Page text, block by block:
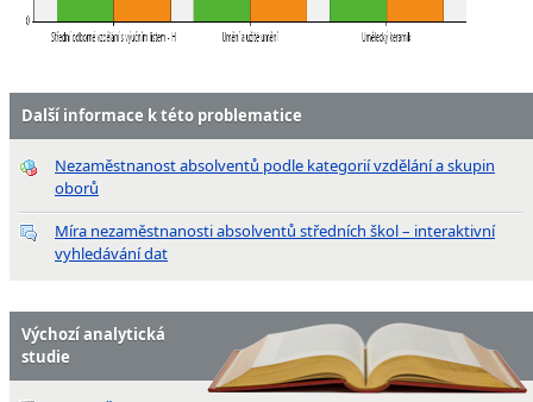
Další informace k této problematice
Nezaměstnanost absolventů podle kategorií vzdělání a skupin
oborů
Míra nezaměstnanosti absolventů středních škol – interaktivní
vyhledávání dat
Výchozí analytická
studie